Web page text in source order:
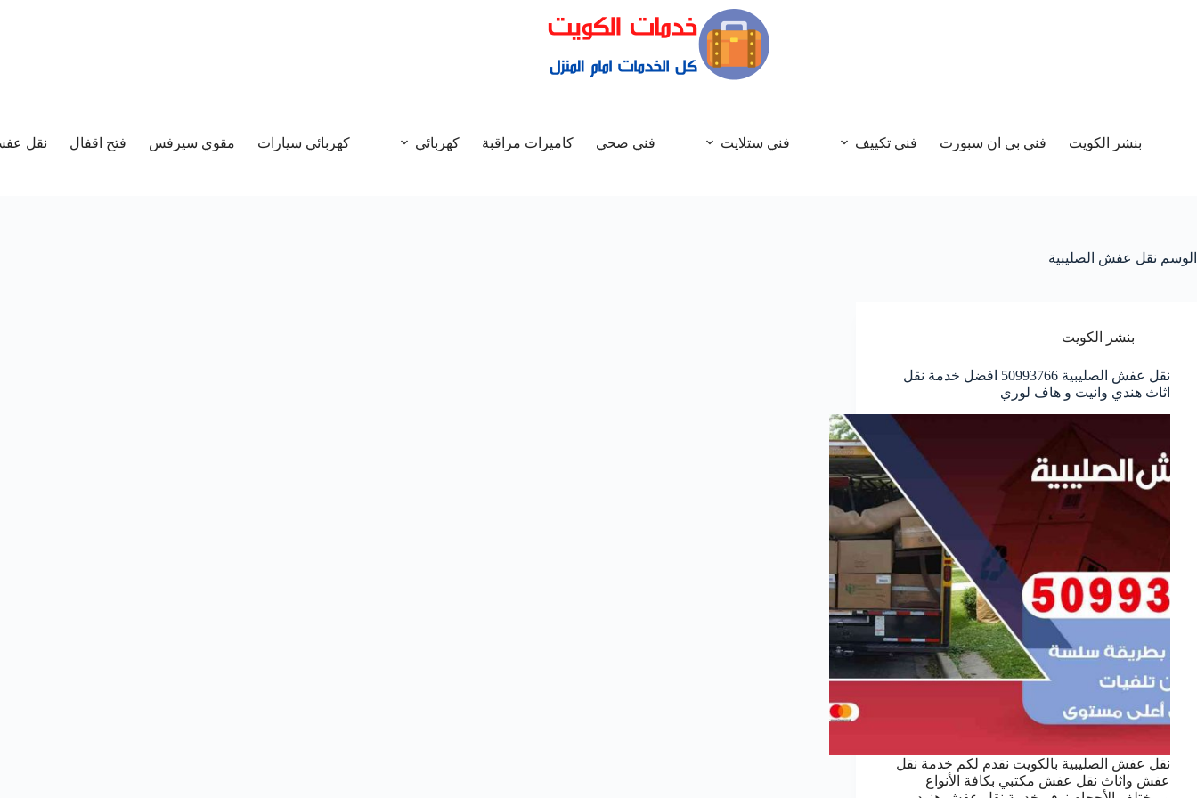
بنشر الكويت فني بي ان سبورت فني تكييف فني ستلايت فني صحي كاميرات مراقبة كهربائي كهربائي سيارات مقوي سيرفس فتح اقفال نقل
الوسم نقل عفش الصليبية
بنشر الكويت
نقل عفش الصليبية 50993766 افضل خدمة نقل
اثاث هندي وانيت و هاف لوري
نقل عفش الصليبية بالكويت نقدم لكم خدمة نقل
عفش واثاث نقل عفش مكتبي بكافة الأنواع